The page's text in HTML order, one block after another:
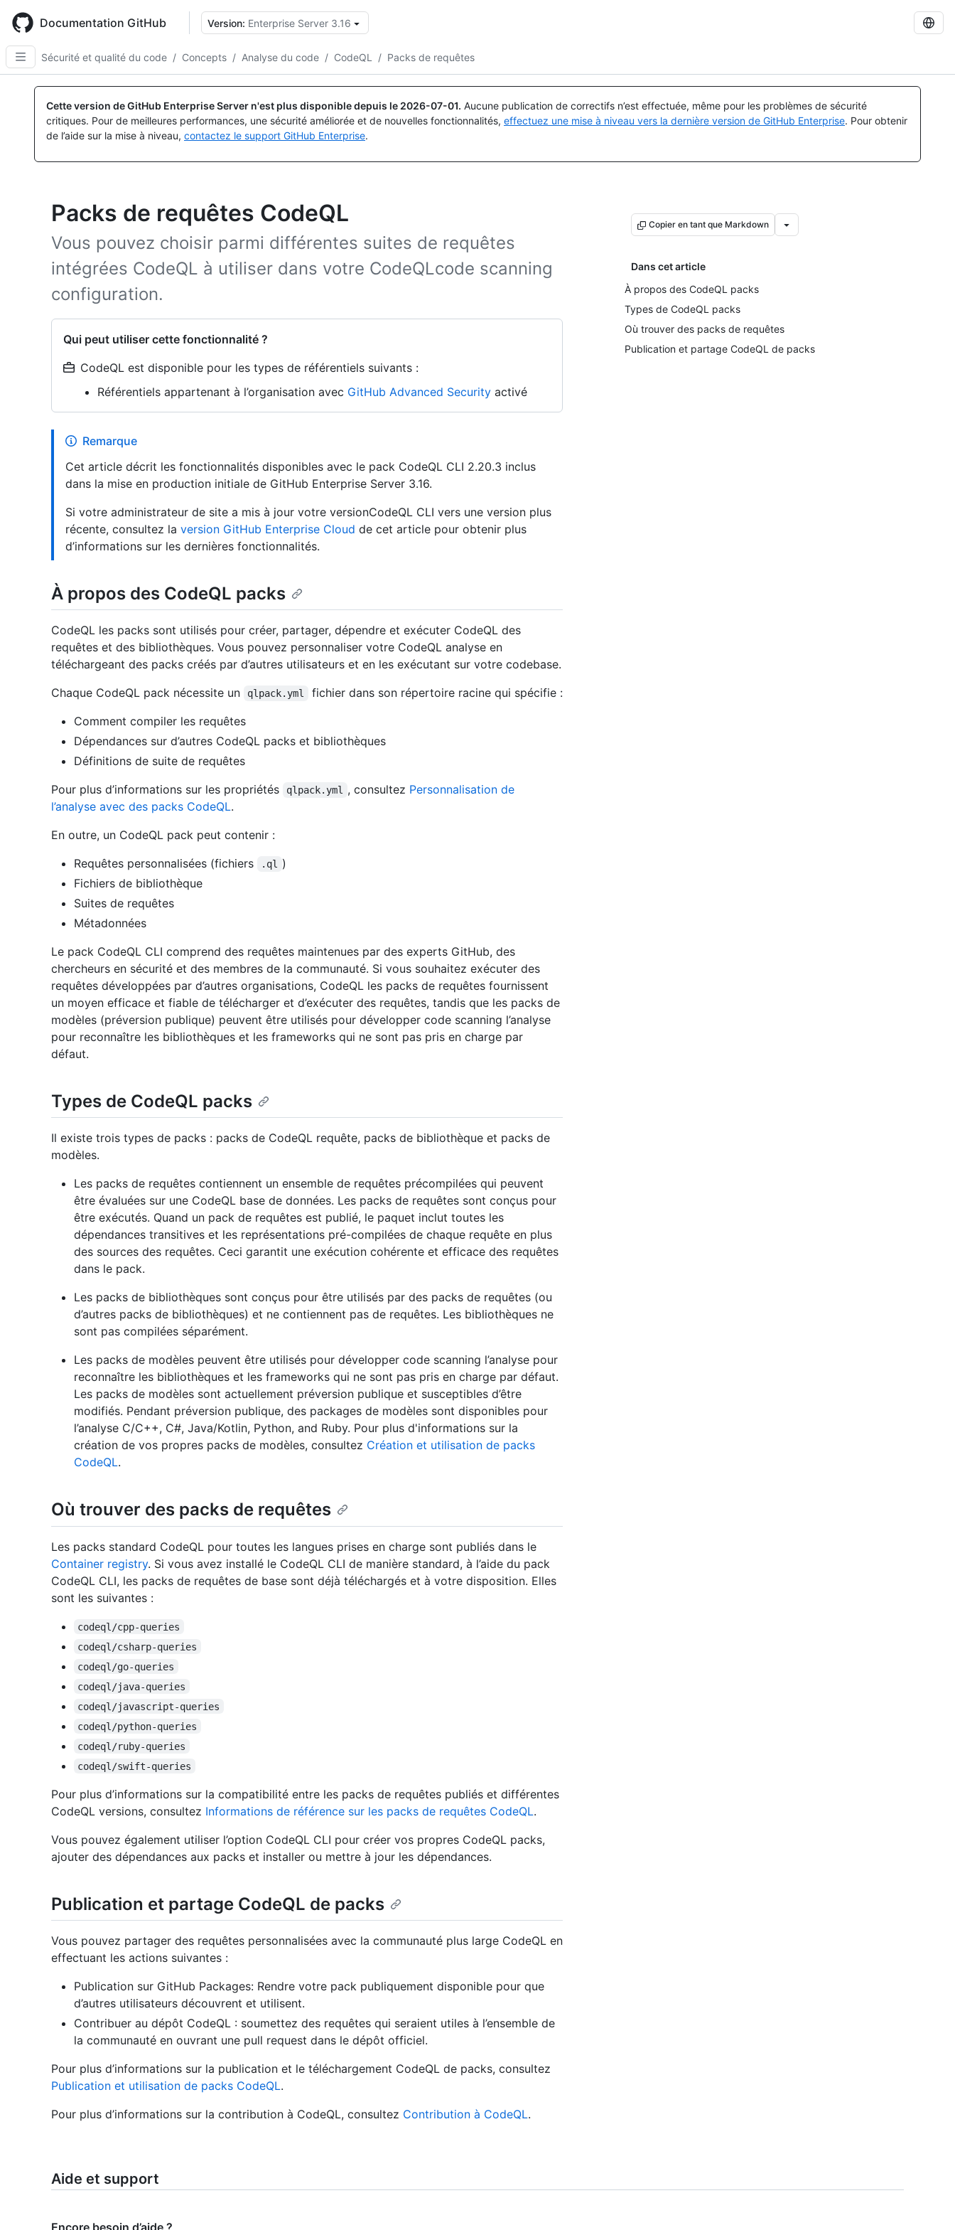
main
content
Documentation GitHub Version: Enterprise Server 3.16
Sécurité et qualité du code / Concepts / Analyse du code / CodeQL / Packs de requêtes
Cette version de GitHub Enterprise Server n'est plus disponible depuis le 2026-07-01. Aucune publication de correctifs n’est effectuée, même pour les problèmes de sécurité
critiques. Pour de meilleures performances, une sécurité améliorée et de nouvelles fonctionnalités, effectuez une mise à niveau vers la dernière version de GitHub Enterprise. Pour obtenir
de l’aide sur la mise à niveau, contactez le support GitHub Enterprise.
Packs de requêtes CodeQL
Vous pouvez choisir parmi différentes suites de requêtes
intégrées CodeQL à utiliser dans votre CodeQLcode scanning
configuration.
Qui peut utiliser cette fonctionnalité ?
CodeQL est disponible pour les types de référentiels suivants :
Référentiels appartenant à l’organisation avec GitHub Advanced Security activé
Copier en tant que Markdown
Dans cet article
À propos des CodeQL packs
Types de CodeQL packs
Où trouver des packs de requêtes
Publication et partage CodeQL de packs
Remarque
Cet article décrit les fonctionnalités disponibles avec le pack CodeQL CLI 2.20.3 inclus
dans la mise en production initiale de GitHub Enterprise Server 3.16.
Si votre administrateur de site a mis à jour votre versionCodeQL CLI vers une version plus
récente, consultez la version GitHub Enterprise Cloud de cet article pour obtenir plus
d’informations sur les dernières fonctionnalités.
À propos des CodeQL packs
CodeQL les packs sont utilisés pour créer, partager, dépendre et exécuter CodeQL des
requêtes et des bibliothèques. Vous pouvez personnaliser votre CodeQL analyse en
téléchargeant des packs créés par d’autres utilisateurs et en les exécutant sur votre codebase.
Chaque CodeQL pack nécessite un
qlpack.yml
fichier dans son répertoire racine qui spécifie :
Comment compiler les requêtes
Dépendances sur d’autres CodeQL packs et bibliothèques
Définitions de suite de requêtes
Pour plus d’informations sur les propriétés
qlpack.yml , consultez Personnalisation de
l’analyse avec des packs CodeQL.
En outre, un CodeQL pack peut contenir :
Requêtes personnalisées (fichiers
.ql
)
Fichiers de bibliothèque
Suites de requêtes
Métadonnées
Le pack CodeQL CLI comprend des requêtes maintenues par des experts GitHub, des
chercheurs en sécurité et des membres de la communauté. Si vous souhaitez exécuter des
requêtes développées par d’autres organisations, CodeQL les packs de requêtes fournissent
un moyen efficace et fiable de télécharger et d’exécuter des requêtes, tandis que les packs de
modèles (préversion publique) peuvent être utilisés pour développer code scanning l’analyse
pour reconnaître les bibliothèques et les frameworks qui ne sont pas pris en charge par
défaut.
Types de CodeQL packs
Il existe trois types de packs : packs de CodeQL requête, packs de bibliothèque et packs de
modèles.
Les packs de requêtes contiennent un ensemble de requêtes précompilées qui peuvent
être évaluées sur une CodeQL base de données. Les packs de requêtes sont conçus pour
être exécutés. Quand un pack de requêtes est publié, le paquet inclut toutes les
dépendances transitives et les représentations pré-compilées de chaque requête en plus
des sources des requêtes. Ceci garantit une exécution cohérente et efficace des requêtes
dans le pack.
Les packs de bibliothèques sont conçus pour être utilisés par des packs de requêtes (ou
d’autres packs de bibliothèques) et ne contiennent pas de requêtes. Les bibliothèques ne
sont pas compilées séparément.
Les packs de modèles peuvent être utilisés pour développer code scanning l’analyse pour
reconnaître les bibliothèques et les frameworks qui ne sont pas pris en charge par défaut.
Les packs de modèles sont actuellement préversion publique et susceptibles d’être
modifiés. Pendant préversion publique, des packages de modèles sont disponibles pour
l’analyse C/C++, C#, Java/Kotlin, Python, and Ruby. Pour plus d'informations sur la
création de vos propres packs de modèles, consultez Création et utilisation de packs
CodeQL.
Où trouver des packs de requêtes
Les packs standard CodeQL pour toutes les langues prises en charge sont publiés dans le
Container registry. Si vous avez installé le CodeQL CLI de manière standard, à l’aide du pack
CodeQL CLI, les packs de requêtes de base sont déjà téléchargés et à votre disposition. Elles
sont les suivantes :
codeql/cpp-queries
codeql/csharp-queries
codeql/go-queries
codeql/java-queries
codeql/javascript-queries
codeql/python-queries
codeql/ruby-queries
codeql/swift-queries
Pour plus d’informations sur la compatibilité entre les packs de requêtes publiés et différentes
CodeQL versions, consultez Informations de référence sur les packs de requêtes CodeQL.
Vous pouvez également utiliser l’option CodeQL CLI pour créer vos propres CodeQL packs,
ajouter des dépendances aux packs et installer ou mettre à jour les dépendances.
Publication et partage CodeQL de packs
Vous pouvez partager des requêtes personnalisées avec la communauté plus large CodeQL en
effectuant les actions suivantes :
Publication sur GitHub Packages: Rendre votre pack publiquement disponible pour que
d’autres utilisateurs découvrent et utilisent.
Contribuer au dépôt CodeQL : soumettez des requêtes qui seraient utiles à l’ensemble de
la communauté en ouvrant une pull request dans le dépôt officiel.
Pour plus d’informations sur la publication et le téléchargement CodeQL de packs, consultez
Publication et utilisation de packs CodeQL.
Pour plus d’informations sur la contribution à CodeQL, consultez Contribution à CodeQL.
Aide et support
Encore besoin d’aide ?